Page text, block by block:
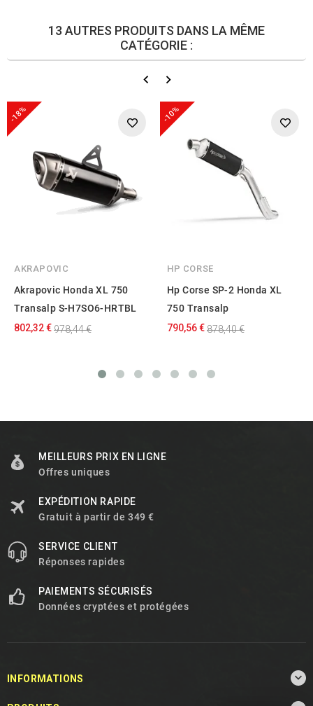
13 AUTRES PRODUITS DANS LA MÊME
CATÉGORIE :
-18%
AKRAPOVIC
Akrapovic Honda XL 750
Transalp S-H7SO6-HRTBL
802,32 €978,44 €
-10%
HP CORSE
Hp Corse SP-2 Honda XL
750 Transalp
790,56 €878,40 €
MEILLEURS PRIX EN LIGNE
Offres uniques
EXPÉDITION RAPIDE
Gratuit à partir de 349 €
SERVICE CLIENT
Réponses rapides
PAIEMENTS SÉCURISÉS
Données cryptées et protégées
INFORMATIONS 